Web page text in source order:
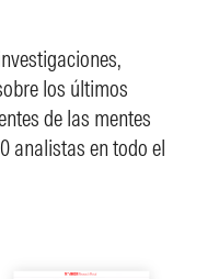
los últimos
de las mentes
analistas en todo el